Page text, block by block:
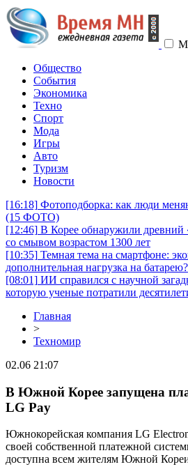
Общество
События
Экономика
Техно
Спорт
Мода
Игры
Авто
Туризм
Новости
[16:18] Фотоподборка: как люди
(15 ФОТО)
[12:46] В Корее обнаружили древний
со смывом возрастом 1300 лет
[10:35] Темная тема на смартфоне:
дополнительная нагрузка на батарею?
[08:01] ИИ справился с научной
которую ученые потратили
Главная
>
Техномир
02.06 21:07
В Южной Корее запущена
LG Pay
Южнокорейская компания LG
своей собственной платежной
доступна всем жителям Южной